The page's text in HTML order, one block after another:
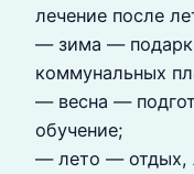
лечение после
— зима —
коммунальных
— весна —
обучение;
— лето — отдых,